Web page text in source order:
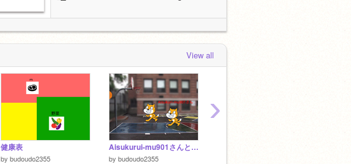
budoudo2355favorited企画有名スクラ
ッチャー&スク友に10000円自動販売機の
View all
健康表
by budoudo2355
Aisukurui-mu901さんとコラボ（初アニメ）
by budoudo2355
›